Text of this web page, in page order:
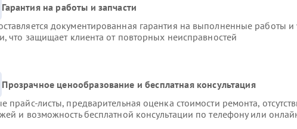
Гарантия на работы и запчасти
документированная гарантия на выполненные работы и
что защищает клиента от повторных неисправностей
Прозрачное ценообразование и бесплатная консультация
прайс-листы, предварительная оценка стоимости ремонта,
и возможность бесплатной консультации по телефону или